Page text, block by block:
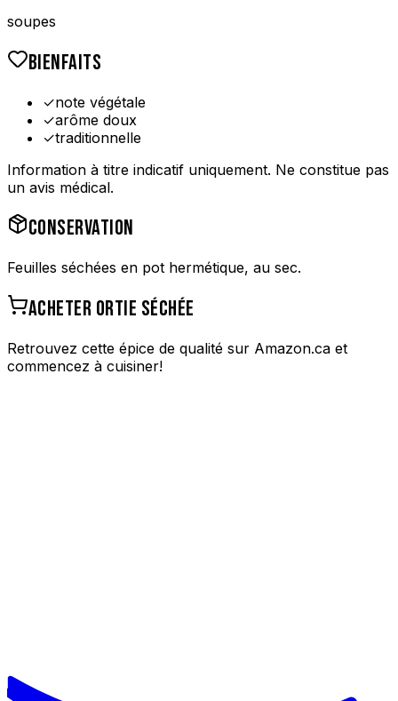
soupes
BIENFAITS
✓note végétale
✓arôme doux
✓traditionnelle
Information à titre indicatif uniquement. Ne constitue pas
un avis médical.
CONSERVATION
Feuilles séchées en pot hermétique, au sec.
ACHETER ORTIE SÉCHÉE
Retrouvez cette épice de qualité sur Amazon.ca et
commencez à cuisiner!